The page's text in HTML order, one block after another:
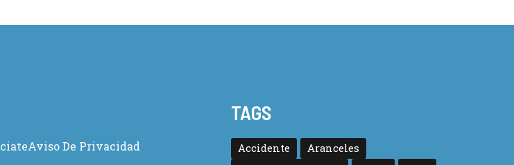
Aviso De Privacidad
TAGS
Accidente
Aranceles